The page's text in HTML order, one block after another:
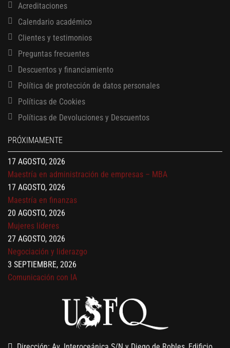
Acreditaciones
Calendario académico
Clientes y testimonios
Preguntas frecuentes
Descuentos y financiamiento
Política de protección de datos personales
Políticas de Cookies
Políticas de Devoluciones y Descuentos
PRÓXIMAMENTE
13 AGOSTO, 2026
17 AGOSTO, 2026
Gerencia de empresas familiares
Maestría en administración de empresas – MBA
17 AGOSTO, 2026
Maestría en finanzas
20 AGOSTO, 2026
Mujeres líderes
27 AGOSTO, 2026
Negociación y liderazgo
3 SEPTIEMBRE, 2026
Comunicación con IA
7 SEPTIEMBRE, 2026
13 AGOSTO, 2026
Finanzas para no financieros